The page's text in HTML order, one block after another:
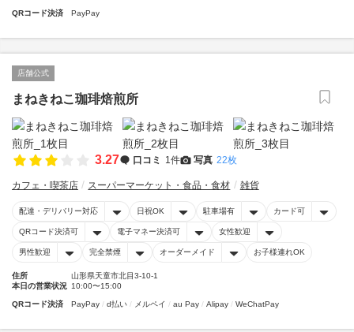
QRコード決済 PayPay
店舗公式
まねきねこ珈琲焙煎所
3.27 口コミ 1件 写真 22枚
カフェ・喫茶店 スーパーマーケット・食品・食材 雑貨
配達・デリバリー対応 日祝OK 駐車場有 カード可
QRコード決済可 電子マネー決済可 女性歓迎
男性歓迎 完全禁煙 オーダーメイド お子様連れOK
住所
山形県天童市北目3-10-1
本日の営業状況 10:00〜15:00
QRコード決済 PayPay d払い メルペイ au Pay Alipay WeChatPay